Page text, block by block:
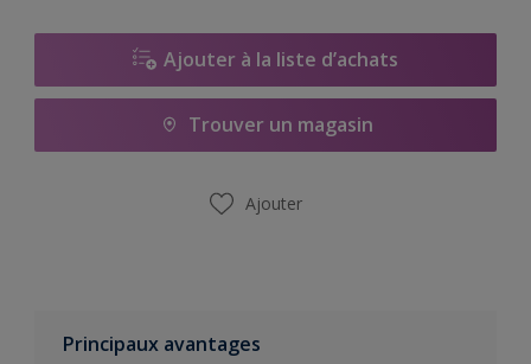
Ajouter à la liste d’achats
Trouver un magasin
Ajouter
Principaux avantages